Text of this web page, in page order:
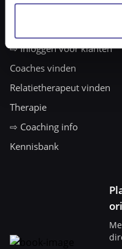
⇨ Inloggen voor klanten
Coaches vinden
Relatietherapeut vinden
Therapie
⇨ Coaching info
Kennisbank